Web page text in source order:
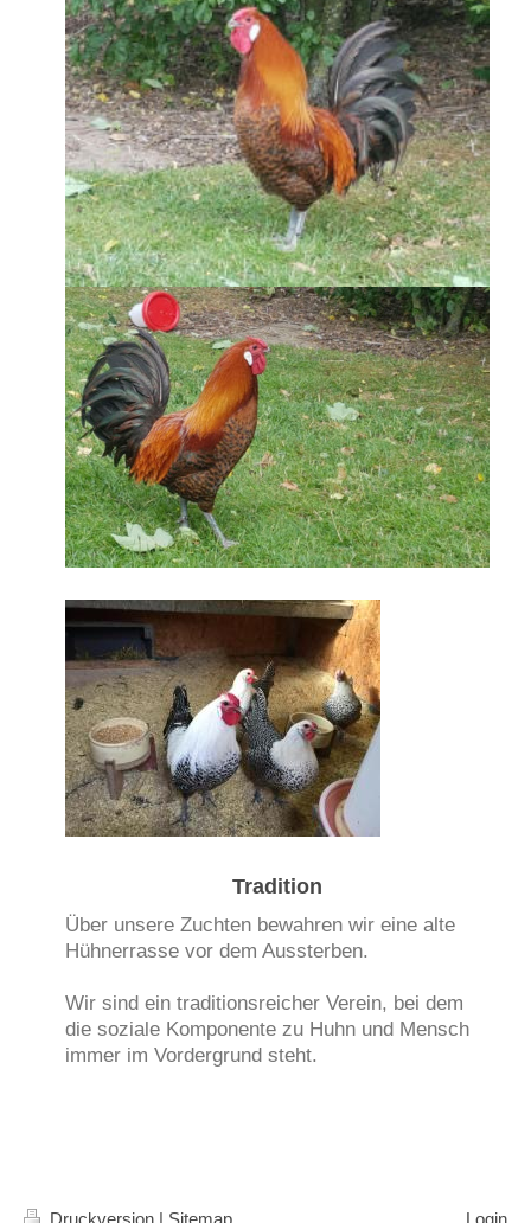
Tradition
Über unsere Zuchten bewahren wir eine alte
Hühnerrasse vor dem Aussterben.
Wir sind ein traditionsreicher Verein, bei dem
die soziale Komponente zu Huhn und Mensch
immer im Vordergrund steht.